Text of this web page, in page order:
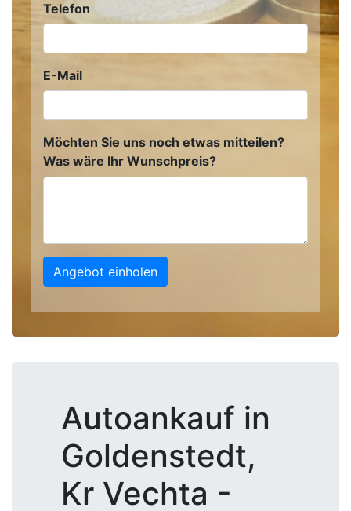
Telefon
E-Mail
Möchten Sie uns noch etwas mitteilen?
Was wäre Ihr Wunschpreis?
Angebot einholen
Autoankauf in
Goldenstedt,
Kr Vechta -